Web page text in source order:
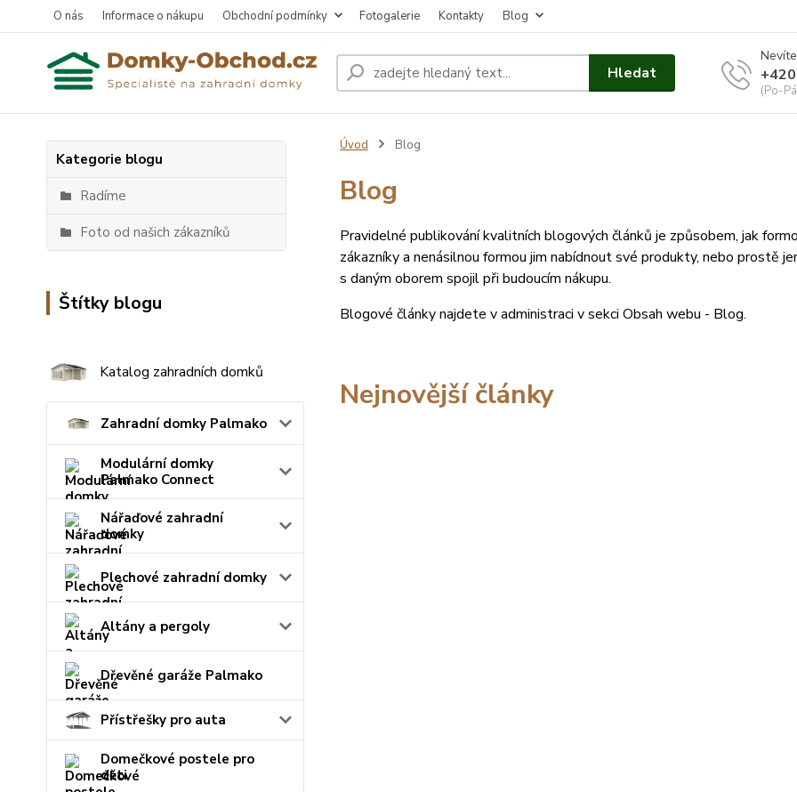
O nás Informace o nákupu Obchodní podmínky Fotogalerie Kontakty Blog
Hledat
(Po-
Kategorie blogu
Radíme
Foto od našich zákazníků
Štítky blogu
Katalog zahradních domků
Zahradní domky Palmako
Modulární domky
Palmako Connect
Nářaďové zahradní
domky
Plechové zahradní domky
Altány a pergoly
Dřevěné garáže Palmako
Přístřešky pro auta
Domečkové postele pro
děti
Úvod Blog
Blog
Pravidelné publikování kvalitních blogových článků je způsobem, jak
zákazníky a nenásilnou formou jim nabídnout své produkty, nebo prostě
s daným oborem spojil při budoucím nákupu.
Blogové články najdete v administraci v sekci Obsah webu - Blog.
Nejnovější články